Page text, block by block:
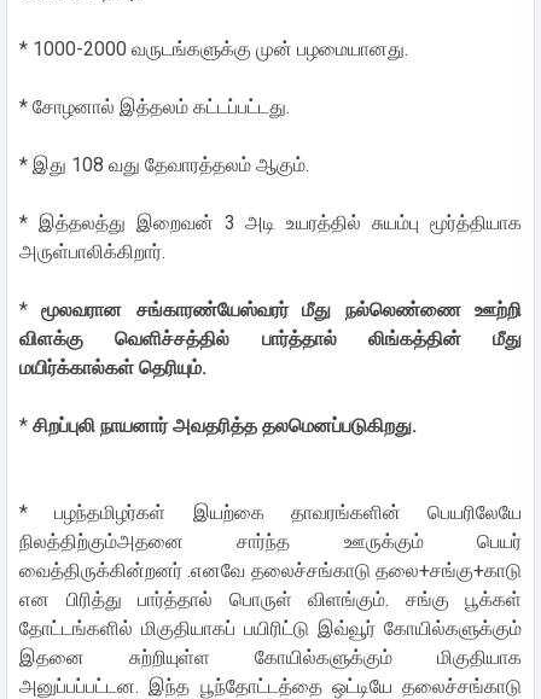
* 1000-2000 வருடங்களுக்கு முன் பழமையானது.
* சோழனால் இத்தலம் கட்டப்பட்டது.
* இது 108 வது தேவாரத்தலம் ஆகும்.
* இத்தலத்து இறைவன் 3 அடி உயரத்தில் சுயம்பு மூர்த்தியாக
அருள்பாலிக்கிறார்.
*மூலவரான சங்காரண்யேஸ்வரர் மீது நல்லெண்ணை ஊற்றி
விளக்கு வெளிச்சத்தில் பார்த்தால் லிங்கத்தின் மீது
மயிர்க்கால்கள் தெரியும்.
* சிறப்புலி நாயனார் அவதரித்த தலமெனப்படுகிறது.
* பழந்தமிழர்கள் இயற்கை தாவரங்களின் பெயரிலேயே
நிலத்திற்கும்அதனை சார்ந்த ஊருக்கும் பெயர்
வைத்திருக்கின்றனர் .எனவே தலைச்சங்காடு தலை+சங்கு+காடு
என பிரித்து பார்த்தால் பொருள் விளங்கும். சங்கு பூக்கள்
தோட்டங்களில் மிகுதியாகப் பயிரிட்டு இவ்வூர் கோயில்களுக்கும்
இதனை சுற்றியுள்ள கோயில்களுக்கும் மிகுதியாக
அனுப்பப்பட்டன. இந்த பூந்தோட்டத்தை ஒட்டியே தலைச்சங்காடு